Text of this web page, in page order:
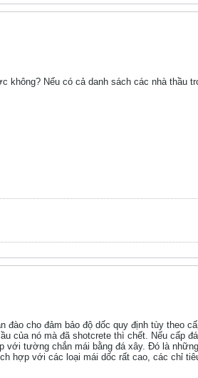
không? Nếu có cả danh sách các nhà thầu
đào cho đảm bảo độ dốc quy định tùy theo
của nó mà đã shotcrete thì chết. Nếu cấp
với tường chắn mái bằng đá xây. Đó là
hợp với các loại mái dốc rất cao, các chỉ